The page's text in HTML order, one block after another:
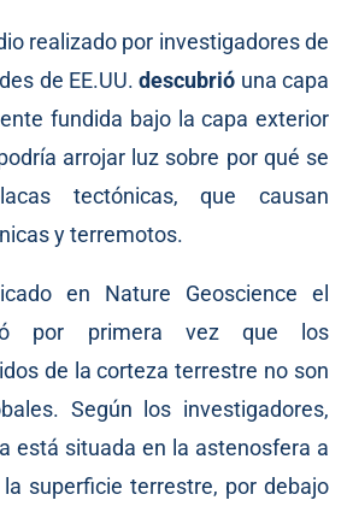
realizado por investigadores de
de EE.UU.descubrió una capa
fundida bajo la capa exterior
arrojar luz sobre por qué se
tectónicas, que causan
y terremotos.
en Nature Geoscience el
por primera vez que los
de la corteza terrestre no son
Según los investigadores,
está situada en la astenosfera a
superficie terrestre, por debajo